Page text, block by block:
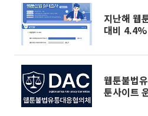
지난해 웹
대비
웹툰불법
툰사이트